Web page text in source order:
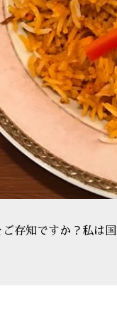
存知ですか？私は